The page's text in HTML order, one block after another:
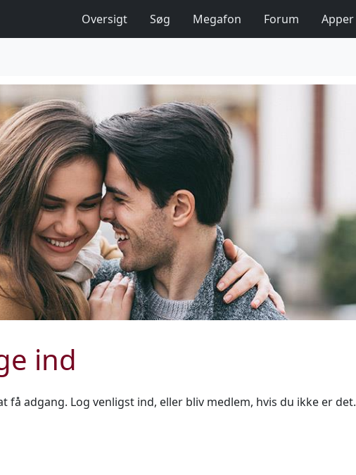
Oversigt Søg Megafon Forum Apper
ind
få adgang. Log venligst ind, eller bliv medlem, hvis du ikke er det.